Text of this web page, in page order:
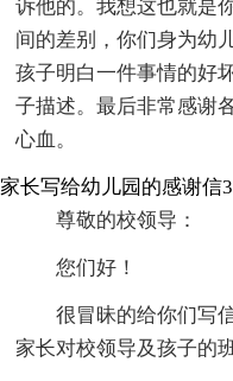
诉他的。我想这也就是
间的差别，你们身为幼
孩子明白一件事情的好
子描述。最后非常感谢
心血。
家长写给幼儿园的感谢信3
尊敬的校领导：
您们好！
很冒昧的给你们写
家长对校领导及孩子的